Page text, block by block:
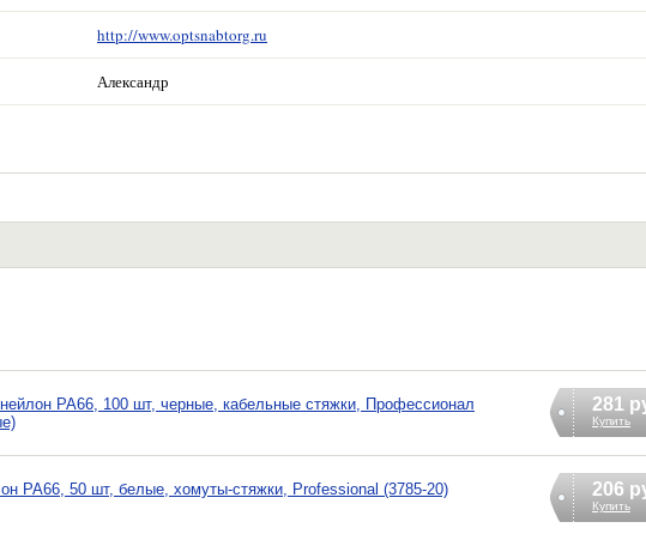
http://www.optsnabtorg.ru
Александр
РА66, 100 шт, черные, кабельные стяжки, Профессионал
281
Купить
РА66, 50 шт, белые, хомуты-стяжки, Professional (3785-20)
206
Купить